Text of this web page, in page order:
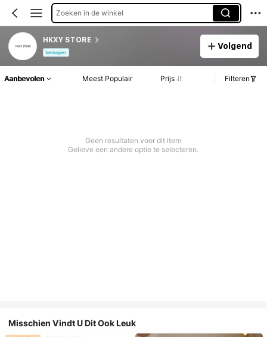
Zoeken in de winkel
HKXY STORE
Verkoper
Volgend
Aanbevolen Meest Populair Prijs Filteren
Geen resultaten voor dit item
Gelieve een andere optie te selecteren.
Misschien Vindt U Dit Ook Leuk